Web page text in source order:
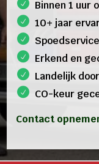
Binnen 1 uur
10+ jaar
Erkend en
Landelijk
CO-keur
Contact